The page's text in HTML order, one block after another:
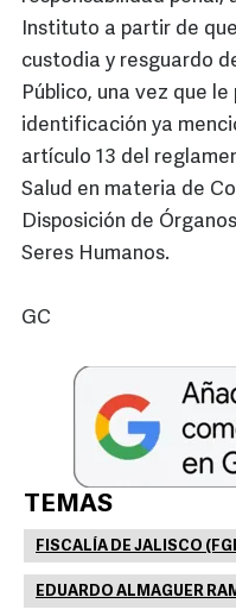
Instituto a partir de
custodia y resguardo
Público, una vez que
identificación ya
artículo 13 del
Salud en materia de
Disposición de
Seres Humanos.
GC
TEMAS
FISCALÍA DE JALISCO
EDUARDO ALMAGUER